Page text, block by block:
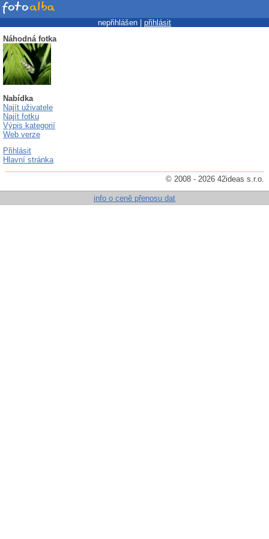
nepřihlášen | přihlásit
Náhodná fotka
Nabídka
Najít uživatele
Najít fotku
Výpis kategorií
Web verze
Přihlásit
Hlavní stránka
© 2008 - 2026 42ideas s.r.o.
info o ceně přenosu dat